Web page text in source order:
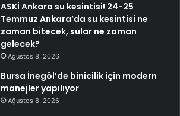
ASKİ Ankara su kesintisi! 24-25
Temmuz Ankara’da su kesintisi ne
zaman bitecek, sular ne zaman
gelecek?
Ağustos 8, 2026
Bursa İnegöl’de binicilik için modern
manejler yapılıyor
Ağustos 8, 2026